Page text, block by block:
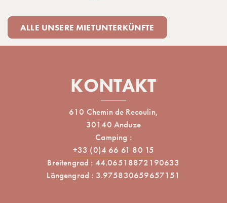
ALLE UNSERE MIETUNTERKÜNFTE
KONTAKT
610 Chemin de Recoulin,
30140 Anduze
Camping :
+33 (0)4 66 61 80 15
Breitengrad : 44.06518872190633
Längengrad : 3.975830659657151